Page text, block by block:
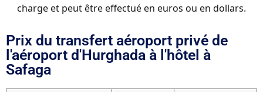
charge et peut être effectué en euros ou en dollars.
Prix ​​du transfert aéroport privé de
l'aéroport d'Hurghada à l'hôtel à
Safaga